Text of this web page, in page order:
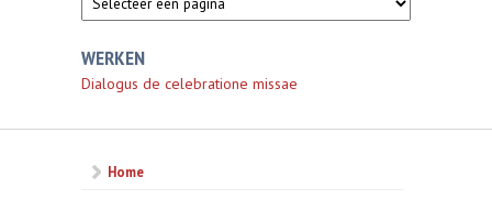
WERKEN
Dialogus de celebratione missae
Home